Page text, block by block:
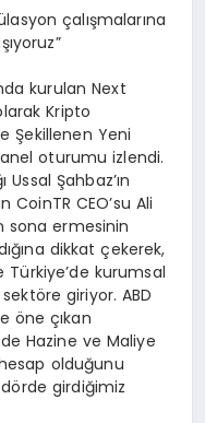
çalışmalarına
kurulan Next
Kripto
Şekillenen Yeni
oturumu izlendi.
Şahbaz’ın
CEO’su Ali
sona ermesinin
dikkat çekerek,
kurumsal
giriyor. ABD
öne çıkan
Hazine ve Maliye
olduğunu
dörde girdiğimiz